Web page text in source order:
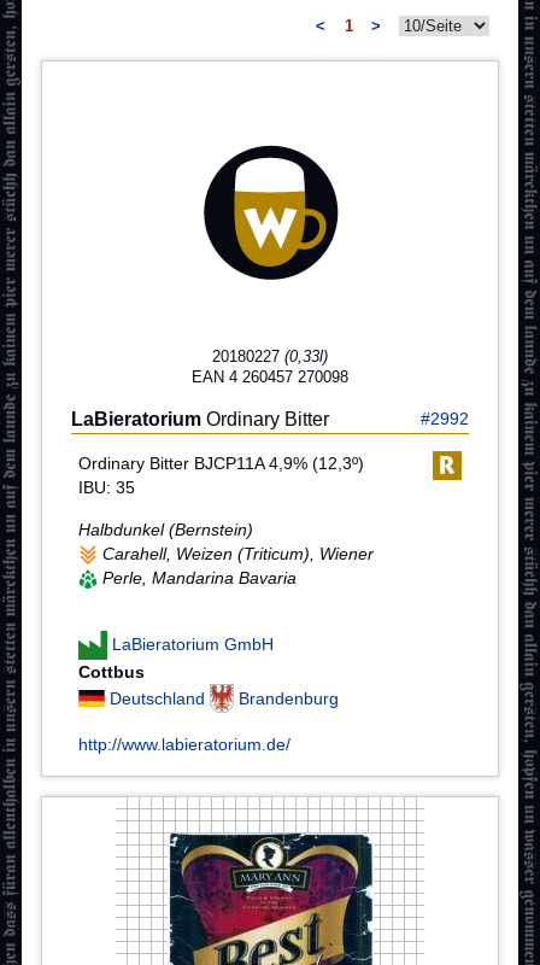
< 1 >
20180227 (0,33l)
EAN 4 260457 270098
LaBieratorium Ordinary Bitter #2992
Ordinary Bitter BJCP11A 4,9% (12,3º)
IBU: 35
Halbdunkel (Bernstein)
Carahell, Weizen (Triticum), Wiener
Perle, Mandarina Bavaria
LaBieratorium GmbH
Cottbus
Deutschland
Brandenburg
http://www.labieratorium.de/